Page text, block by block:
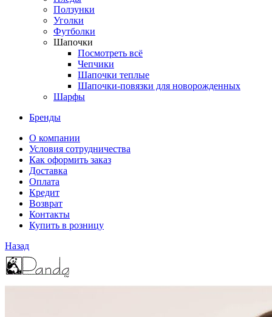
Ползунки
Уголки
Футболки
Шапочки
Посмотреть всё
Чепчики
Шапочки теплые
Шапочки-повязки для новорожденных
Шарфы
Бренды
О компании
Условия сотрудничества
Как оформить заказ
Доставка
Оплата
Кредит
Возврат
Контакты
Купить в розницу
Назад